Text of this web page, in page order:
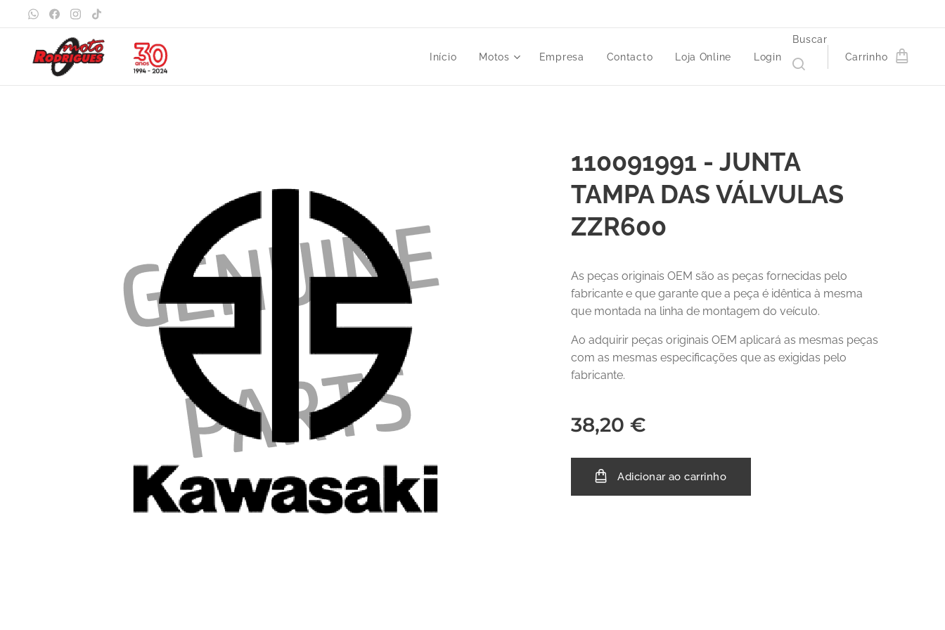
Início Motos Empresa Contacto Loja Online Login
Buscar
Carrinho
110091991 - JUNTA
TAMPA DAS VÁLVULAS
ZZR600
As peças originais OEM são as peças fornecidas pelo
fabricante e que garante que a peça é idêntica à mesma
que montada na linha de montagem do veículo.
Ao adquirir peças originais OEM aplicará as mesmas peças
com as mesmas especificações que as exigidas pelo
fabricante.
38,20 €
Adicionar ao carrinho